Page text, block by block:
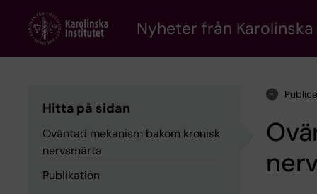
content
Nyheter från
Hitta på sidan
Oväntad mekanism bakom kronisk
nervsmärta
Publikation